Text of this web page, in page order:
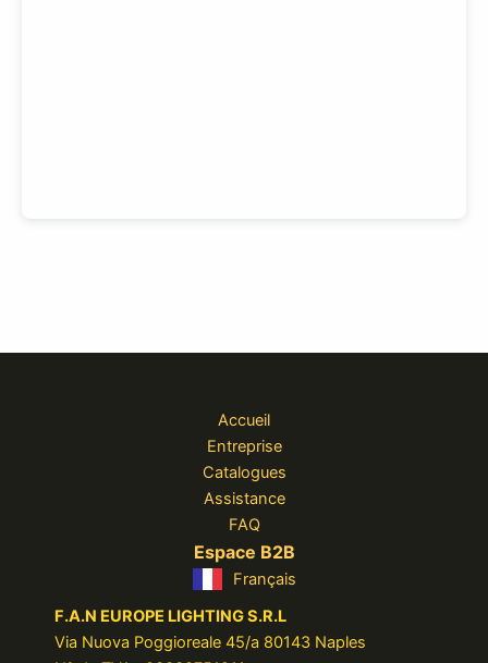
Accueil
Entreprise
Catalogues
Assistance
FAQ
Espace B2B
Français
F.A.N EUROPE LIGHTING S.R.L
Via Nuova Poggioreale 45/a 80143 Naples